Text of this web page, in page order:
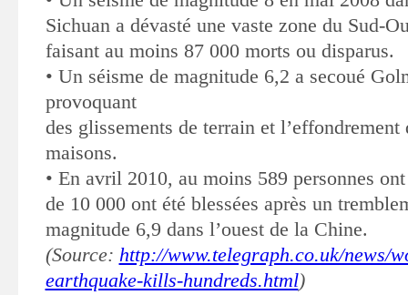
Sichuan a dévasté une vaste zone du Sud-
faisant au moins 87 000 morts ou disparus.
• Un séisme de magnitude 6,2 a secoué
provoquant
des glissements de terrain et l’effondrement
maisons.
• En avril 2010, au moins 589 personnes
de 10 000 ont été blessées après un
magnitude 6,9 dans l’ouest de la Chine.
(Source: http://www.telegraph.co.uk/news/
earthquake-kills-hundreds.html)